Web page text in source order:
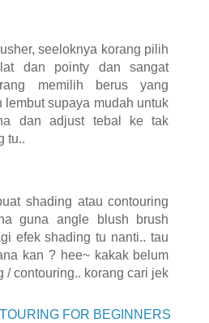
seeloknya korang pilih
dan pointy dan sangat
memilih berus yang
lembut supaya mudah untuk
dan adjust tebal ke tak
tu..
shading atau contouring
guna angle blush brush
efek shading tu nanti.. tau
kan ? hee~ kakak belum
/ contouring.. korang cari jek
FOR BEGINNERS